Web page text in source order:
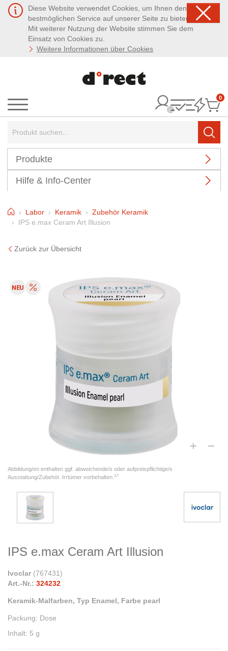
Diese Website verwendet Cookies, um Ihnen den
bestmöglichen Service auf unserer Seite zu bieten.
Mit weiterer Nutzung der Website stimmen Sie dem
Einsatz von Cookies zu.
Weitere Informationen über Cookies
Menü
0
Produkte
Hilfe & Info-Center
HomeLabor Keramik
Zubehör Keramik
IPS e.max Ceram Art Illusion
Zurück zur Übersicht
Abbildung/en enthalten ggf. abweichende/s oder aufpreispflichtige/s
Ausstattung/Zubehör. Irrtümer vorbehalten. 17
IPS e.max Ceram Art Illusion
Ivoclar (767431)
Art.-Nr.: 324232
Keramik-Malfarben, Typ Enamel, Farbe pearl
Packung: Dose
Inhalt: 5 g